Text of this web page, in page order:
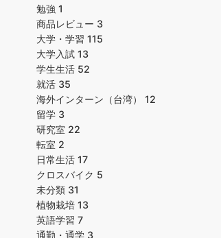
勉強 1
商品レビュー 3
大学・学習 115
大学入試 13
学生生活 52
就活 35
海外インターン（台湾） 12
留学 3
研究室 22
転室 2
日常生活 17
クロスバイク 5
未分類 31
植物栽培 13
英語学習 7
通勤・通学 3